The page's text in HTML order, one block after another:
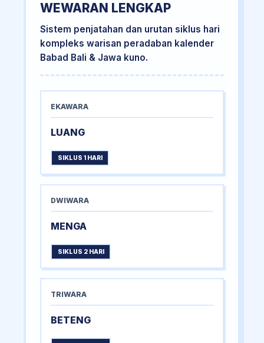
WEWARAN LENGKAP
Sistem penjatahan dan urutan siklus hari
kompleks warisan peradaban kalender
Babad Bali & Jawa kuno.
EKAWARA
LUANG
SIKLUS 1 HARI
DWIWARA
MENGA
SIKLUS 2 HARI
TRIWARA
BETENG